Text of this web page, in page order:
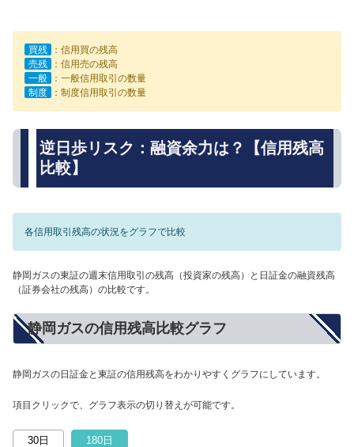
買残
：信用買の残高
売残
：信用売の残高
一般
：一般信用取引の数量
制度
：制度信用取引の数量
逆日歩リスク：融資余力は？【信用残高
比較】
各信用取引残高の状況をグラフで比較
静岡ガスの東証の週末信用取引の残高（投資家の残高）と日証金の融資残高
（証券会社の残高）の比較です。
静岡ガスの信用残高比較グラフ
静岡ガスの日証金と東証の信用残高をわかりやすくグラフにしています。
項目クリックで、グラフ表示の切り替えが可能です。
30日 180日